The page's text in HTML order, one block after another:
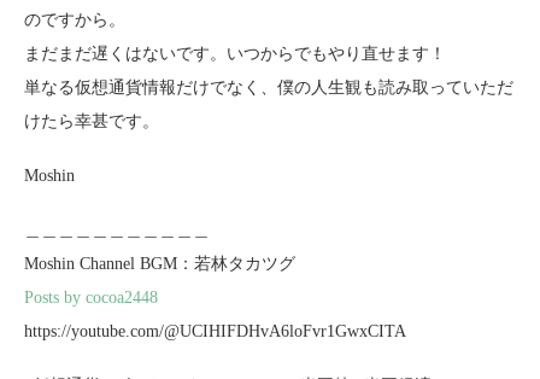
のですから。
まだまだ遅くはないです。いつからでもやり直せます！
単なる仮想通貨情報だけでなく、僕の人生観も読み取っていただ
けたら幸甚です。
Moshin
Moshin Channel BGM：若林タカツグ
Posts by cocoa2448
https://youtube.com/@UCIHIFDHvA6loFvr1GwxCITA